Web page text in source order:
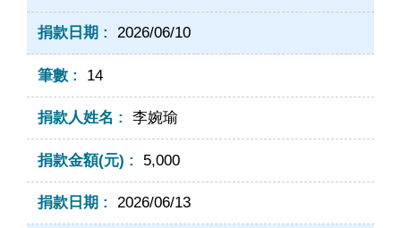
2026/06/10
14
李婉瑜
5,000
2026/06/13